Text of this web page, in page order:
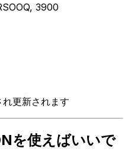
3900
更新されます
を使えばいいで